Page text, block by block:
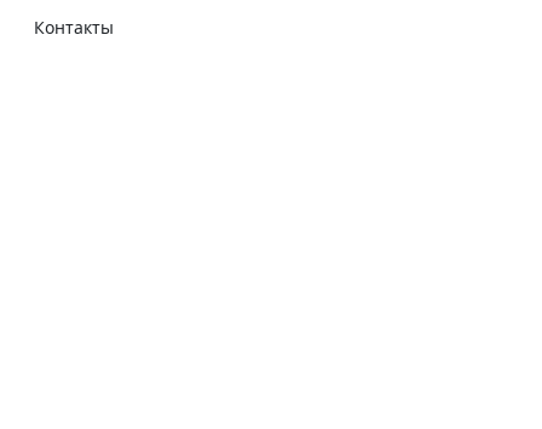
Контакты